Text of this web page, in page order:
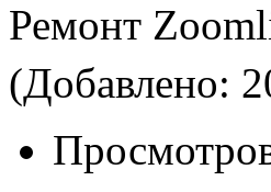
Ремонт
(Добавлено: